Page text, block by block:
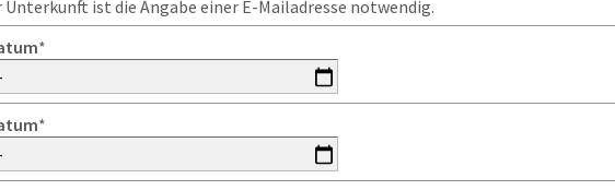
Unterkunft ist die Angabe einer E-Mailadresse notwendig.
*
*